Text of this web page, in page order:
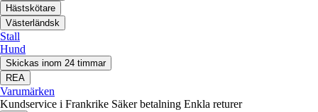
Hästskötare
Västerländsk
Stall
Hund
Skickas inom 24 timmar
REA
Varumärken
Kundservice i Frankrike Säker betalning Enkla returer